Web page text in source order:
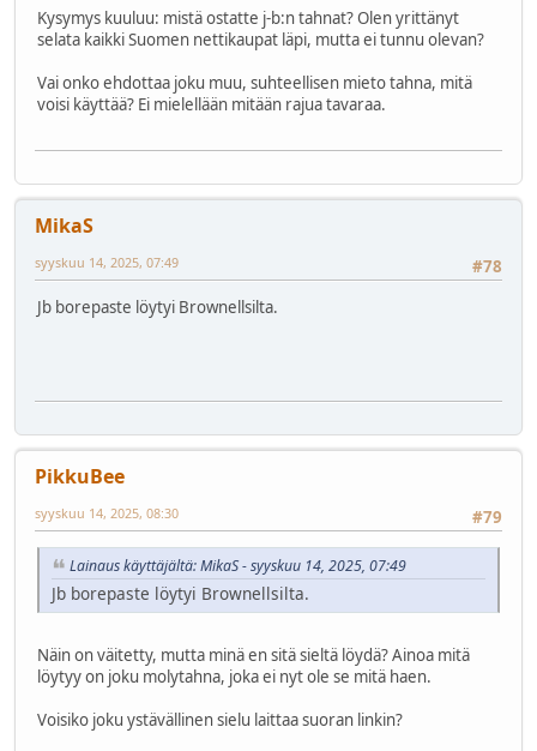
Kysymys kuuluu: mistä ostatte j-b:n tahnat? Olen yrittänyt
selata kaikki Suomen nettikaupat läpi, mutta ei tunnu olevan?
Vai onko ehdottaa joku muu, suhteellisen mieto tahna, mitä
voisi käyttää? Ei mielellään mitään rajua tavaraa.
MikaS
#78
syyskuu 14, 2025, 07:49
Jb borepaste löytyi Brownellsilta.
PikkuBee
#79
syyskuu 14, 2025, 08:30
Lainaus käyttäjältä: MikaS - syyskuu 14, 2025, 07:49
Jb borepaste löytyi Brownellsilta.
Näin on väitetty, mutta minä en sitä sieltä löydä? Ainoa mitä
löytyy on joku molytahna, joka ei nyt ole se mitä haen.
Voisiko joku ystävällinen sielu laittaa suoran linkin?